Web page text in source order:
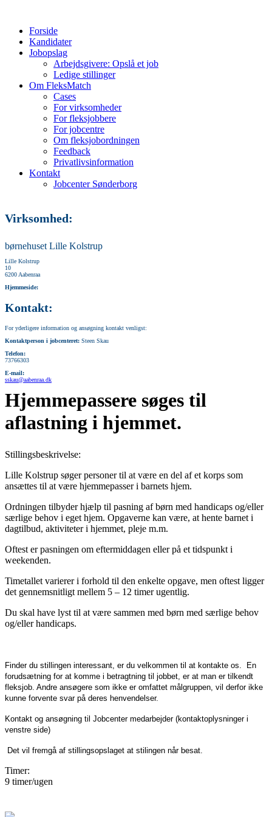
Forside
Kandidater
Jobopslag
Arbejdsgivere: Opslå et job
Ledige stillinger
Om FleksMatch
Cases
For virksomheder
For fleksjobbere
For jobcentre
Om fleksjobordningen
Feedback
Privatlivsinformation
Kontakt
Jobcenter Sønderborg
Virksomhed:
børnehuset Lille Kolstrup
Lille Kolstrup
10
6200 Aabenraa
Hjemmeside:
Kontakt:
For yderligere information og ansøgning kontakt venligst:
Kontaktperson i jobcenteret: Steen Skau
Telefon:
73766303
E-mail:
sskau@aabenraa.dk
Hjemmepassere søges til
aflastning i hjemmet.
Stillingsbeskrivelse:
Lille Kolstrup søger personer til at være en del af et korps som
ansættes til at være hjemmepasser i barnets hjem.
Ordningen tilbyder hjælp til pasning af børn med handicaps og/eller
særlige behov i eget hjem. Opgaverne kan være, at hente barnet i
dagtilbud, aktiviteter i hjemmet, pleje m.m.
Oftest er pasningen om eftermiddagen eller på et tidspunkt i
weekenden.
Timetallet varierer i forhold til den enkelte opgave, men oftest ligger
det gennemsnitligt mellem 5 – 12 timer ugentlig.
Du skal have lyst til at være sammen med børn med særlige behov
og/eller handicaps.
Finder du stillingen interessant, er du velkommen til at kontakte os. En
forudsætning for at komme i betragtning til jobbet, er at man er tilkendt
fleksjob. Andre ansøgere som ikke er omfattet målgruppen, vil derfor ikke
kunne forvente svar på deres henvendelser.
Kontakt og ansøgning til Jobcenter medarbejder (kontaktoplysninger i
venstre side)
Det vil fremgå af stillingsopslaget at stilingen når besat.
Timer:
9 timer/ugen